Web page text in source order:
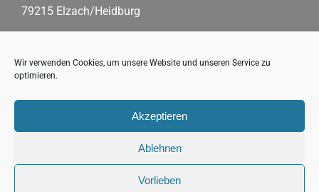
Wir verwenden Cookies, um unsere Website und unseren Service zu
optimieren.
Akzeptieren
Ablehnen
Vorlieben
79215 Elzach/Heidburg
Mobil: +49 178/61 54 203
Fax:07 68 2/90 91 87
E-Mail: schwarzwaldhof(at)s-fleckli.de
Copyright 2026 s’Fleckli, Familie Schwarz/Rösch |